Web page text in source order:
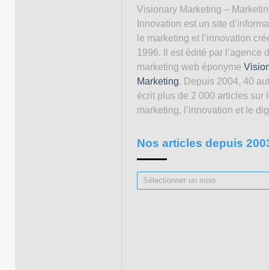
Visionary Marketing –
Innovation est un site
le marketing et l’innovation
1996. Il est édité par l’agence
marketing web éponyme
Marketing. Depuis 2004, 40
écrit plus de 2 000 articles sur
marketing, l’innovation et le
Nos articles depuis
Nos
articles